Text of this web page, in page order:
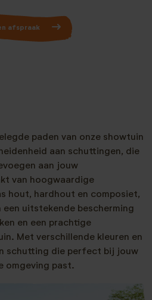
afspraak
paden van onze showtuin
aan schuttingen, die
aan jouw
van hoogwaardige
hout, hardhout en composiet,
uitstekende bescherming
en een prachtige
Met verschillende kleuren en
schutting die perfect bij jouw
omgeving past.